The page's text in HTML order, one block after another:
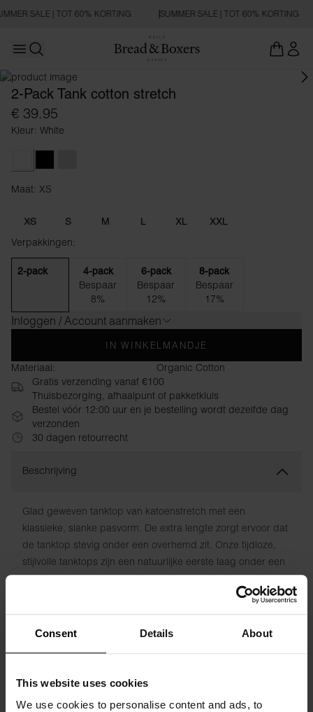
Consent Details About
This website uses cookies
We use cookies to personalise content and ads, to
SALE | TOT 60% KORTING SUMMER SALE | TOT 60% KORTING
Open main menu
2-Pack Tank cotton stretch
€ 39.95
Kleur: White
Maat: XS
XS S M L XL XXL
Verpakkingen:
2-pack 4-pack
Bespaar
8%
6-pack
Bespaar
12%
8-pack
Bespaar
17%
Inloggen / Account aanmaken
IN WINKELMANDJE
Materiaal:
Organic Cotton
Gratis verzending vanaf €100
Thuisbezorging, afhaalpunt of pakketkluis
Bestel vóór 12:00 uur en je bestelling wordt dezelfde dag
verzonden
30 dagen retourrecht
Beschrijving
Glad geweven tanktop van katoenstretch met een
klassieke, slanke pasvorm. De extra lengte zorgt ervoor dat
de tanktop stevig onder een overhemd zit. Onze tijdloze,
stijlvolle tanktops zijn een natuurlijke eerste laag onder een
overhemd en pak, maar staan ​​net zo goed met een jeans
en een open overhemd of onder een trui. De katoenen
stretch tanktop is alleen verkrijgbaar in een verpakking van
2 stuks.